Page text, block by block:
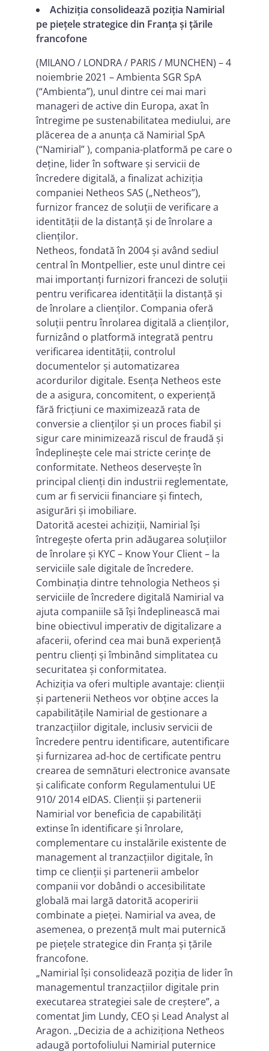
Achiziția consolidează poziția Namirial
pe piețele strategice din Franța și țările
francofone
(MILANO / LONDRA / PARIS / MUNCHEN) – 4
noiembrie 2021 – Ambienta SGR SpA
(“Ambienta”), unul dintre cei mai mari
manageri de active din Europa, axat în
întregime pe sustenabilitatea mediului, are
plăcerea de a anunța că Namirial SpA
(“Namirial” ), compania-platformă pe care o
deține, lider în software și servicii de
încredere digitală, a finalizat achiziția
companiei Netheos SAS („Netheos”),
furnizor francez de soluții de verificare a
identității de la distanță și de înrolare a
clienților.
Netheos, fondată în 2004 și având sediul
central în Montpellier, este unul dintre cei
mai importanți furnizori francezi de soluții
pentru verificarea identității la distanță și
de înrolare a clienților. Compania oferă
soluții pentru înrolarea digitală a clienților,
furnizând o platformă integrată pentru
verificarea identității, controlul
documentelor și automatizarea
acordurilor digitale. Esența Netheos este
de a asigura, concomitent, o experiență
fără fricțiuni ce maximizează rata de
conversie a clienților și un proces fiabil și
sigur care minimizează riscul de fraudă și
îndeplinește cele mai stricte cerințe de
conformitate. Netheos deservește în
principal clienți din industrii reglementate,
cum ar fi servicii financiare și fintech,
asigurări și imobiliare.
Datorită acestei achiziții, Namirial își
întregește oferta prin adăugarea soluțiilor
de înrolare și KYC – Know Your Client – la
serviciile sale digitale de încredere.
Combinația dintre tehnologia Netheos și
serviciile de încredere digitală Namirial va
ajuta companiile să își îndeplinească mai
bine obiectivul imperativ de digitalizare a
afacerii, oferind cea mai bună experiență
pentru clienți și îmbinând simplitatea cu
securitatea și conformitatea.
Achiziția va oferi multiple avantaje: clienții
și partenerii Netheos vor obține acces la
capabilitățile Namirial de gestionare a
tranzacțiilor digitale, inclusiv servicii de
încredere pentru identificare, autentificare
și furnizarea ad-hoc de certificate pentru
crearea de semnături electronice avansate
și calificate conform Regulamentului UE
910/ 2014 eIDAS. Clienții și partenerii
Namirial vor beneficia de capabilități
extinse în identificare și înrolare,
complementare cu instalările existente de
management al tranzacțiilor digitale, în
timp ce clienții și partenerii ambelor
companii vor dobândi o accesibilitate
globală mai largă datorită acoperirii
combinate a pieței. Namirial va avea, de
asemenea, o prezență mult mai puternică
pe piețele strategice din Franța și țările
francofone.
„Namirial își consolidează poziția de lider în
managementul tranzacțiilor digitale prin
executarea strategiei sale de creștere”, a
comentat Jim Lundy, CEO și Lead Analyst al
Aragon. „Decizia de a achiziționa Netheos
adaugă portofoliului Namirial puternice